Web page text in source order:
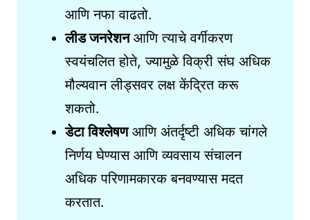
आणि नफा वाढतो.
लीड जनरेशनआणि त्याचे वर्गीकरण
स्वयंचलित होते, ज्यामुळे विक्री संघ अधिक
मौल्यवान लीड्सवर लक्ष केंद्रित करू
शकतो.
डेटा विश्लेषणआणि अंतर्दृष्टी अधिक चांगले
निर्णय घेण्यास आणि व्यवसाय संचालन
अधिक परिणामकारक बनवण्यास मदत
करतात.